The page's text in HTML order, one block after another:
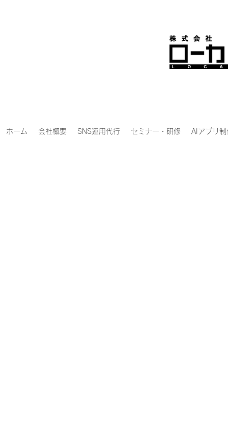
ホーム 会社概要 SNS運用代行 セミナー・研修 AIアプリ制